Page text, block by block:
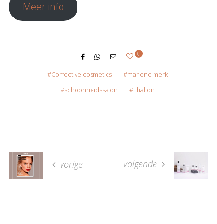
Meer info
0
Corrective cosmetics
mariene merk
schoonheidssalon
Thalion
vorige volgende